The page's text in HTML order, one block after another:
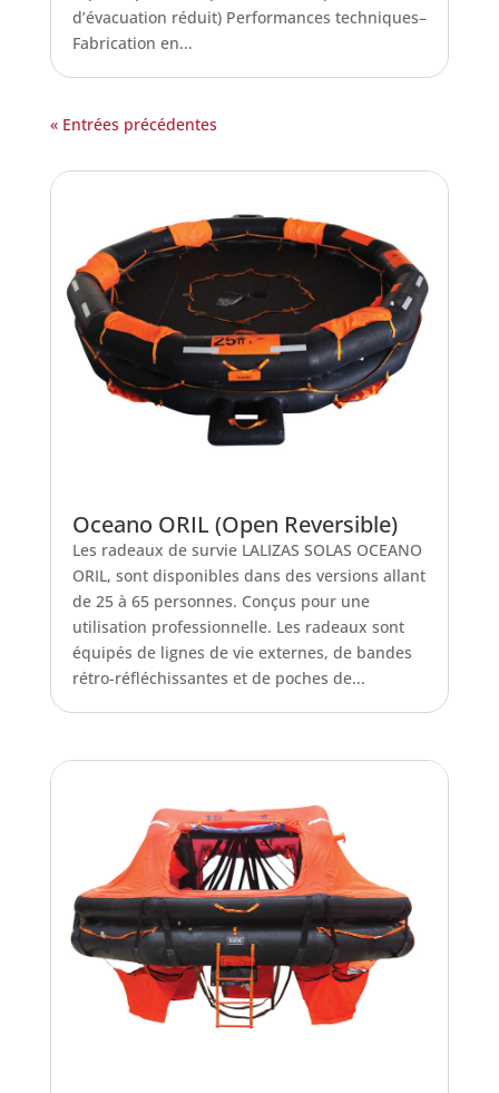
d’évacuation réduit) Performances techniques–
Fabrication en...
« Entrées précédentes
Oceano ORIL (Open Reversible)
Les radeaux de survie LALIZAS SOLAS OCEANO
ORIL, sont disponibles dans des versions allant
de 25 à 65 personnes. Conçus pour une
utilisation professionnelle. Les radeaux sont
équipés de lignes de vie externes, de bandes
rétro-réfléchissantes et de poches de...